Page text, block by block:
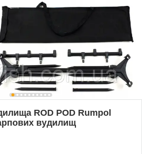
ROD POD Rumpol
вудилищ